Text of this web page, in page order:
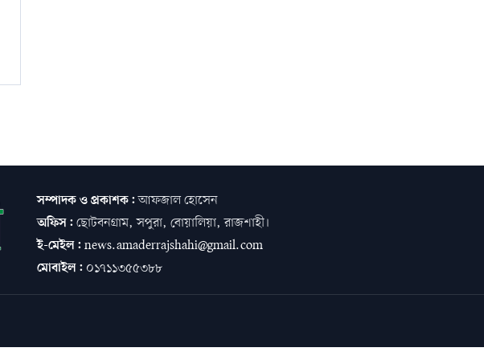
সম্পাদক ও প্রকাশক:আফজাল হোসেন
অফিস: ছোটবনগ্রাম, সপুরা, বোয়ালিয়া, রাজশাহী।
ই-মেইল: news.amaderrajshahi@gmail.com
মোবাইল: ০১৭১১৩৫৫৩৮৮